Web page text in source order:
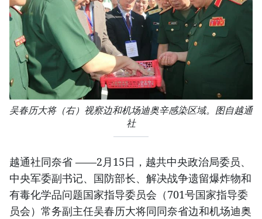
吴春历大将（右）视察边和机场迪奥辛感染区域。图自越通
社
越通社同奈省 ——2月15日，越共中央政治局委员、
中央军委副书记、国防部长、解决战争遗留爆炸物和
有毒化学品问题国家指导委员会（701号国家指导委
员会）常务副主任吴春历大将同同奈省边和机场迪奥